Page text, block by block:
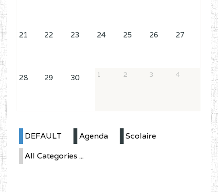
21 22 23 24 25 26 27
28 29 30 1 2 3 4
DEFAULT Agenda
Scolaire
All Categories ...